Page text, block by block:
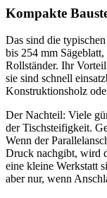
Kompakte
Das sind die
bis 254 mm
Rollständer. Ihr
sie sind schnell
Konstruktionsholz
Der Nachteil: Viele
der Tischsteifigkeit.
Wenn der
Druck nachgibt, wird
eine kleine Werkstatt
aber nur, wenn